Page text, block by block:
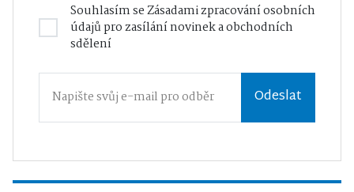
Souhlasím seZásadami zpracování osobních
údajůpro zasílání novinek a obchodních
sdělení
Odeslat